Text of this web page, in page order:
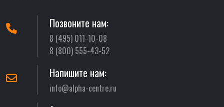
Позвоните нам:
8 (495) 011-10-08
8 (800) 555-43-52
Напишите нам:
info@alpha-centre.ru